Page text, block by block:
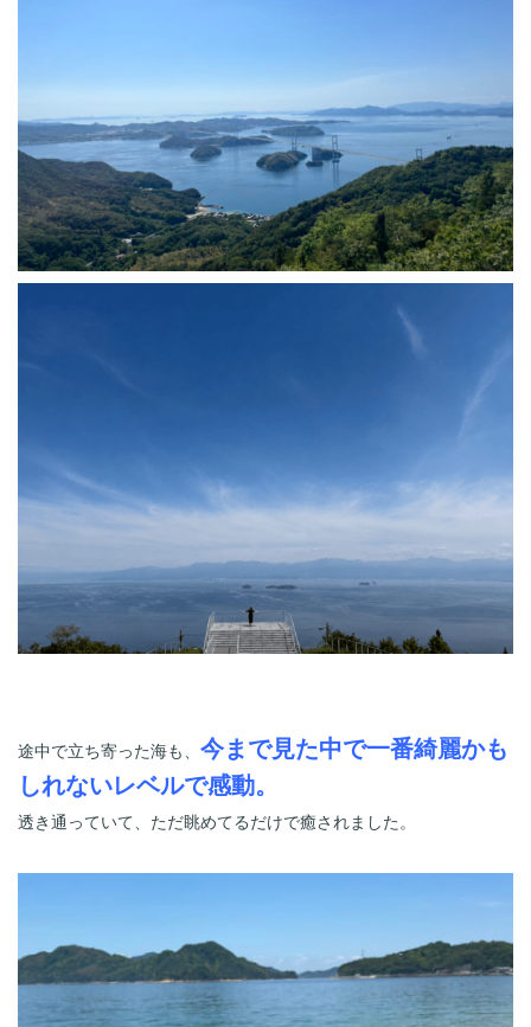
途中で立ち寄った海も、 今まで見た中で一番綺麗かも
しれないレベルで感動。